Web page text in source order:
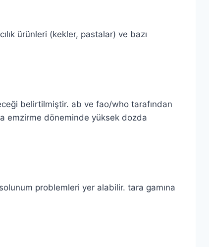
ürünleri (kekler, pastalar) ve bazı
belirtilmiştir. ab ve fao/who tarafından
emzirme döneminde yüksek dozda
problemleri yer alabilir. tara gamına